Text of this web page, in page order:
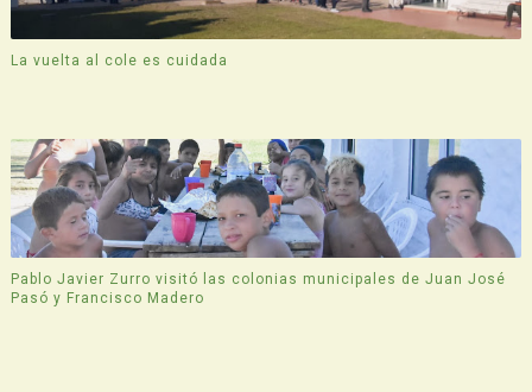
La vuelta al cole es cuidada
Pablo Javier Zurro visitó las colonias municipales de Juan José
Pasó y Francisco Madero